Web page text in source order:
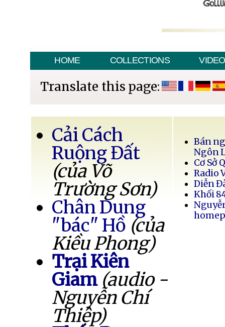
HOME COLLECTIONS VIDEO
Translate this page:
Cải Cách
Ruộng Đất
(của Võ
Trường Sơn)
Chân Dung
"bác" Hồ (của
Kiều Phong)
Trại Kiên
Giam (audio -
Nguyễn Chí
Thiệp)
Bán
Ngôn
Cơ Sở
Radio
Diễn
Khối